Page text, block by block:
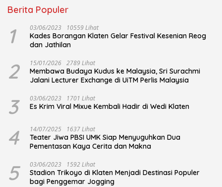
Berita Populer
1 03/06/2023 10559 Lihat
Kades Borangan Klaten Gelar Festival Kesenian Reog
dan Jathilan
2 15/01/2026 2789 Lihat
Membawa Budaya Kudus ke Malaysia, Sri Surachmi
Jalani Lecturer Exchange di UiTM Perlis Malaysia
3 03/06/2023 1701 Lihat
Es Krim Viral Mixue Kembali Hadir di Wedi Klaten
4 14/07/2025 1637 Lihat
Teater Jiwa PBSI UMK Siap Menyuguhkan Dua
Pementasan Kaya Cerita dan Makna
5 03/06/2023 1592 Lihat
Stadion Trikoyo di Klaten Menjadi Destinasi Populer
bagi Penggemar Jogging